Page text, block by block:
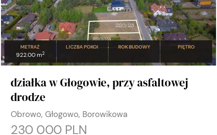
METRAŻ
922.00 m2
LICZBA POKOI ROK BUDOWY PIĘTRO
działka w Głogowie, przy asfaltowej
drodze
Obrowo, Głogowo, Borowikowa
230 000 PLN